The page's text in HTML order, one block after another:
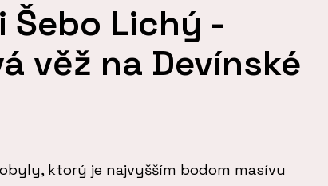
Lichý -
věž na Devínské
ktorý je najvyšším bodom masívu